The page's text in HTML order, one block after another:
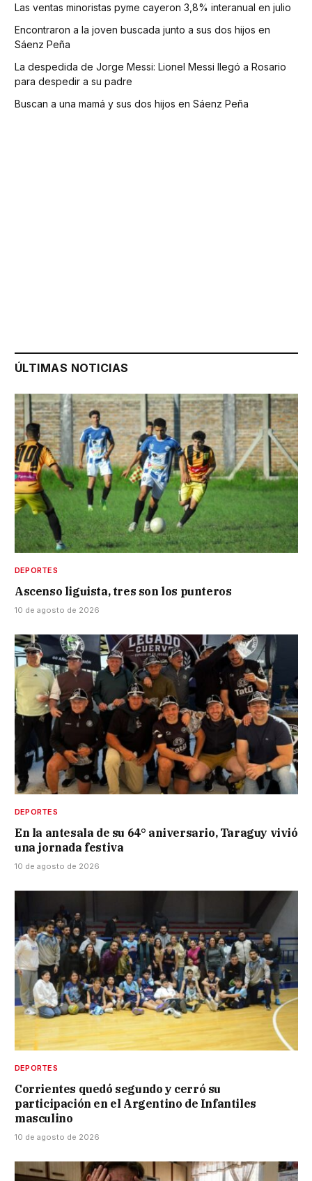
Las ventas minoristas pyme cayeron 3,8% interanual en julio
Encontraron a la joven buscada junto a sus dos hijos en
Sáenz Peña
La despedida de Jorge Messi: Lionel Messi llegó a Rosario
para despedir a su padre
Buscan a una mamá y sus dos hijos en Sáenz Peña
ÚLTIMAS NOTICIAS
DEPORTES
Ascenso liguista, tres son los punteros
10 de agosto de 2026
DEPORTES
En la antesala de su 64° aniversario, Taraguy vivió
una jornada festiva
10 de agosto de 2026
DEPORTES
Corrientes quedó segundo y cerró su
participación en el Argentino de Infantiles
masculino
10 de agosto de 2026